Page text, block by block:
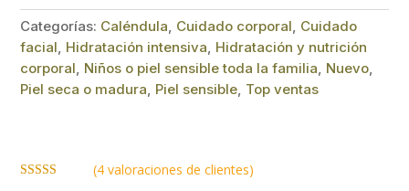
Caléndula
50ml
cantidad
Categorías: Caléndula, Cuidado corporal, Cuidado
facial, Hidratación intensiva, Hidratación y nutrición
corporal, Niños o piel sensible toda la familia, Nuevo,
Piel seca o madura, Piel sensible, Top ventas
(4 valoraciones de clientes)